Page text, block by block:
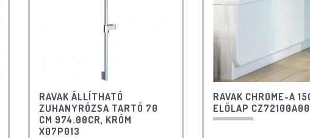
RAVAK ÁLLÍTHATÓ
ZUHANYRÓZSA TARTÓ 70
CM 974.00CR, KRÓM
X07P013
RAVAK CHROME-A
ELŐLAP CZ72100A00